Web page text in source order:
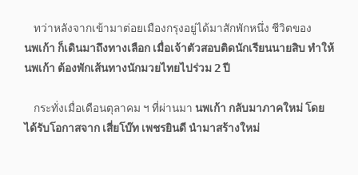
ทว่าหลังจากเข้ามาต่อยเมืองกรุงอยู่ได้มาสักพักหนึ่ง ชีวิตของ
นพเก้า ก็เดินมาถึงทางเลือก เมื่อเจ้าตัวสอบติดนักเรียนนายสิบ ทำให้
นพเก้า ต้องพักเส้นทางนักมวยไทยไปร่วม 2 ปี
กระทั่งเมื่อเดือนตุลาคม ฯ ที่ผ่านมานพเก้า กลับมาภาคใหม่ โดย
ได้รับโอกาสจาก เสี่ยโบ๊ท เพชรยินดี นำมาสร้างใหม่